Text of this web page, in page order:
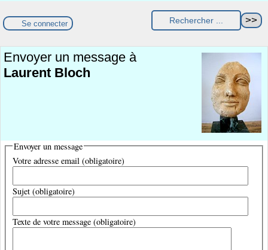
Se connecter
Envoyer un message à
Laurent Bloch
Envoyer un message
Votre adresse email (obligatoire)
Sujet (obligatoire)
Texte de votre message (obligatoire)